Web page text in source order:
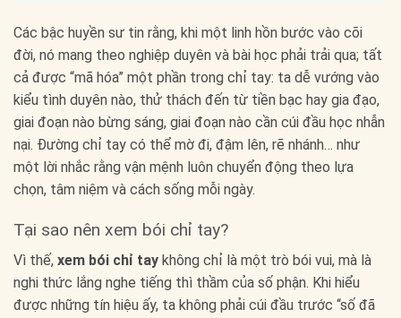
Các bậc huyền sư tin rằng, khi một linh hồn bước vào cõi
đời, nó mang theo nghiệp duyên và bài học phải trải qua; tất
cả được “mã hóa” một phần trong chỉ tay: ta dễ vướng vào
kiểu tình duyên nào, thử thách đến từ tiền bạc hay gia đạo,
giai đoạn nào bừng sáng, giai đoạn nào cần cúi đầu học nhẫn
nại. Đường chỉ tay có thể mờ đi, đậm lên, rẽ nhánh… như
một lời nhắc rằng vận mệnh luôn chuyển động theo lựa
chọn, tâm niệm và cách sống mỗi ngày.
Tại sao nên xem bói chỉ tay?
Vì thế, xem bói chỉ tay không chỉ là một trò bói vui, mà là
nghi thức lắng nghe tiếng thì thầm của số phận. Khi hiểu
được những tín hiệu ấy, ta không phải cúi đầu trước “số đã